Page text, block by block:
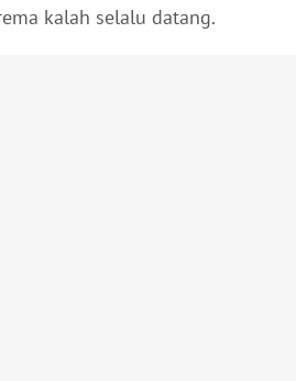
kalah selalu datang.